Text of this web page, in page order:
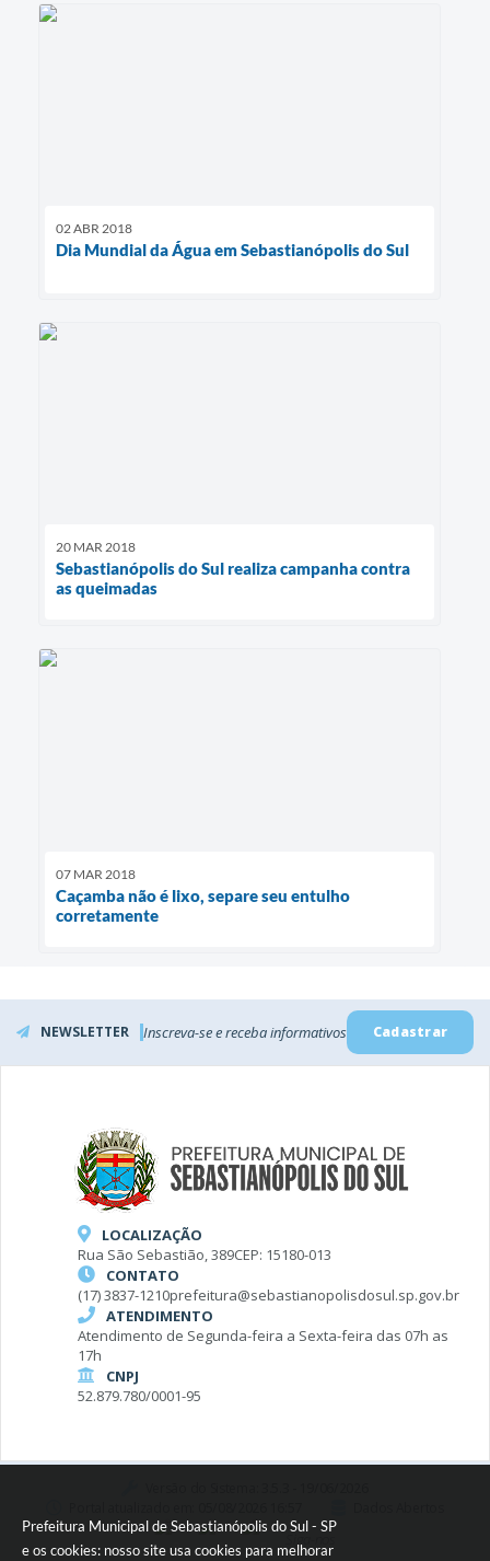
Prefeitura Municipal de Sebastianópolis do Sul - SP
e os cookies: nosso site usa cookies para melhorar
02 ABR 2018
Dia Mundial da Água em Sebastianópolis do Sul
20 MAR 2018
Sebastianópolis do Sul realiza campanha contra
as queimadas
07 MAR 2018
Caçamba não é lixo, separe seu entulho
corretamente
NEWSLETTER Inscreva-se e receba informativos Cadastrar
LOCALIZAÇÃO
Rua São Sebastião, 389CEP: 15180-013
CONTATO
(17) 3837-1210prefeitura@sebastianopolisdosul.sp.gov.br
ATENDIMENTO
Atendimento de Segunda-feira a Sexta-feira das 07h as
17h
CNPJ
52.879.780/0001-95